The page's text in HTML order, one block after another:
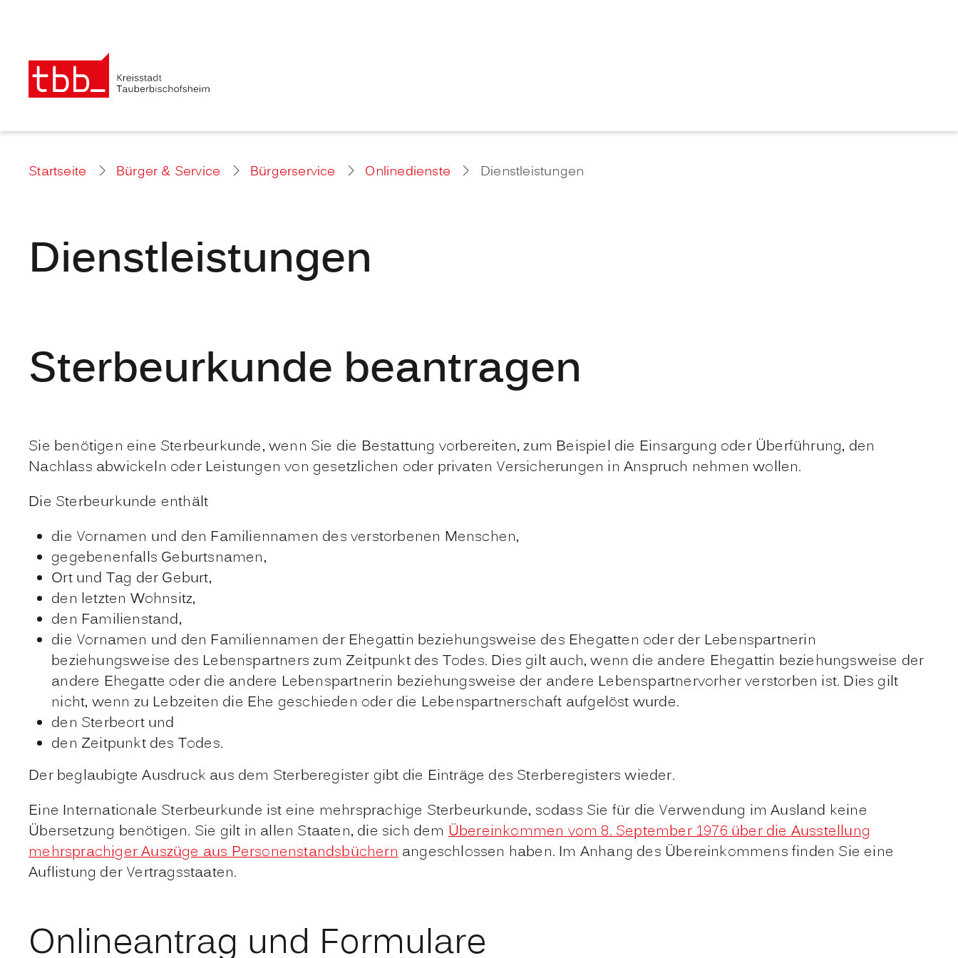
Startseite Bürger & Service Bürgerservice Onlinedienste Dienstleistungen
Dienstleistungen
Sterbeurkunde beantragen
Sie benötigen eine Sterbeurkunde, wenn Sie die Bestattung vorbereiten, zum Beispiel die Einsargung oder Überführung, den
Nachlass abwickeln oder Leistungen von gesetzlichen oder privaten Versicherungen in Anspruch nehmen wollen.
Die Sterbeurkunde enthält
die Vornamen und den Familiennamen des verstorbenen Menschen,
gegebenenfalls Geburtsnamen,
Ort und Tag der Geburt,
den letzten Wohnsitz,
den Familienstand,
die Vornamen und den Familiennamen der Ehegattin beziehungsweise des Ehegatten oder der Lebenspartnerin
beziehungsweise des Lebenspartners zum Zeitpunkt des Todes. Dies gilt auch, wenn die andere Ehegattin beziehungsweise der
andere Ehegatte oder die andere Lebenspartnerin beziehungsweise der andere Lebenspartnervorher verstorben ist. Dies gilt
nicht, wenn zu Lebzeiten die Ehe geschieden oder die Lebenspartnerschaft aufgelöst wurde.
den Sterbeort und
den Zeitpunkt des Todes.
Der beglaubigte Ausdruck aus dem Sterberegister gibt die Einträge des Sterberegisters wieder.
Eine Internationale Sterbeurkunde ist eine mehrsprachige Sterbeurkunde, sodass Sie für die Verwendung im Ausland keine
Übersetzung benötigen. Sie gilt in allen Staaten, die sich demÜbereinkommen vom 8. September 1976 über die Ausstellung
mehrsprachiger Auszüge aus Personenstandsbüchernangeschlossen haben. Im Anhang des Übereinkommens finden Sie eine
Auflistung der Vertragsstaaten.
Onlineantrag und Formulare